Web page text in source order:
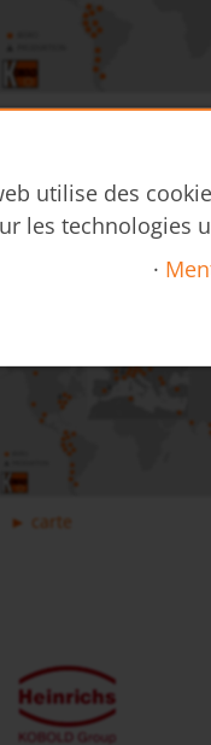
carte
utilise des
les technologies
·